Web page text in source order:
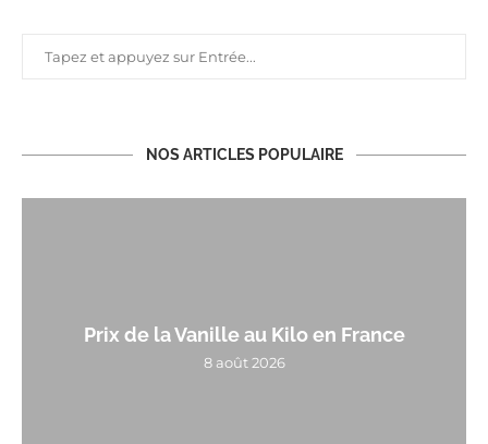
NOS ARTICLES POPULAIRE
Prix de la Vanille au Kilo en France
8 août 2026